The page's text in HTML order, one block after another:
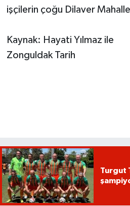
işçilerin çoğu Dilaver
Kaynak: Hayati Yılmaz ile
Zonguldak Tarih
Turgut